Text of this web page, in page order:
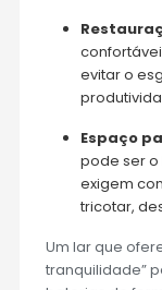
evitar o
Espaço
pode ser
exigem
tricotar,
Um lar que
tranquilidade”